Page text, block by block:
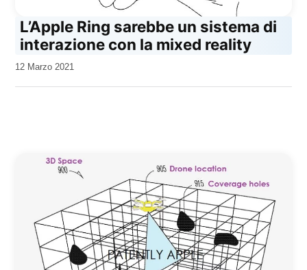
L’Apple Ring sarebbe un sistema di
interazione con la mixed reality
da
12 Marzo 2021